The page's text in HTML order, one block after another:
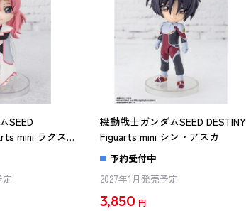
SEED
mini ラクス・
）
定
機動戦士ガンダムSEED DESTINY
Figuarts mini シン・アスカ
予約受付中
2027年1月発売予定
3,850 円